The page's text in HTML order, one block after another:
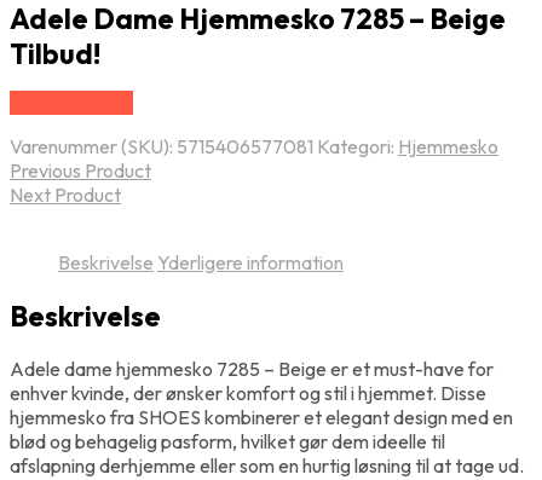
Adele Dame Hjemmesko 7285 – Beige
Tilbud!
Varenummer (SKU): 5715406577081 Kategori: Hjemmesko
Previous Product
Next Product
Beskrivelse Yderligere information
Beskrivelse
Adele dame hjemmesko 7285 – Beige er et must-have for
enhver kvinde, der ønsker komfort og stil i hjemmet. Disse
hjemmesko fra SHOES kombinerer et elegant design med en
blød og behagelig pasform, hvilket gør dem ideelle til
afslapning derhjemme eller som en hurtig løsning til at tage ud.